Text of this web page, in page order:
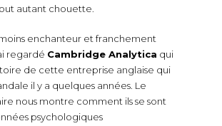
autant chouette.
enchanteur et franchement
regardé Cambridge Analytica qui
de cette entreprise anglaise qui
il y a quelques années. Le
nous montre comment ils se sont
psychologiques